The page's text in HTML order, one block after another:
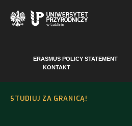
ERASMUS POLICY STATEMENT
KONTAKT
STUDIUJ ZA GRANICĄ!